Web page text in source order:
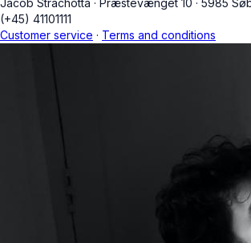
(+45) 41101111
Customer service · Terms and conditions